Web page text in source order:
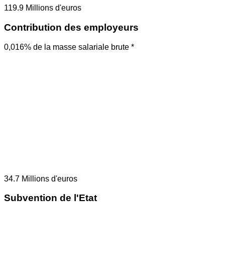
119.9 Millions d'euros
Contribution des employeurs
0,016% de la masse salariale brute *
34.7 Millions d'euros
Subvention de l'Etat